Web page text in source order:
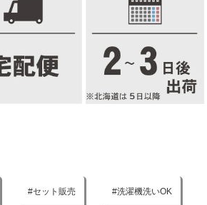
セット販売 洗濯機洗いOK